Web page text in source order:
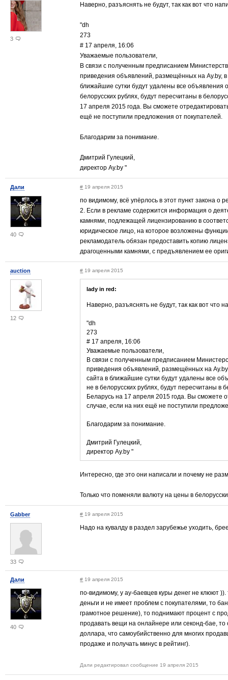
3
Наверно, разъяснять не будут, так как вот что
"dh
273
# 17 апреля, 16:06
Уважаемые пользователи,
В связи с полученным предписанием
приведения объявлений, размещённых на Ay.by, в
ближайшие сутки будут удалены все
белорусских рублях, будут пересчитаны в
17 апреля 2015 года. Вы сможете
ещё не поступили предложения от покупателей.
Благодарим за понимание.
Дмитрий Гулецкий,
директор Ay.by "
Дали
40
# 19 апреля 2015
по видимому, всё упёрлось в этот пункт закона о
2. Если в рекламе содержится информация о
камнями, подлежащей лицензированию в
юридическое лицо, на которое возложены
рекламодатель обязан предоставить копию
драгоценными камнями, с предъявлением ее
auction
12
# 19 апреля 2015
lady in red:
Наверно, разъяснять не будут, так как вот что
"dh
273
# 17 апреля, 16:06
Уважаемые пользователи,
В связи с полученным предписанием
приведения объявлений, размещённых на
сайта в ближайшие сутки будут удалены все
не в белорусских рублях, будут пересчитаны в
Беларусь на 17 апреля 2015 года. Вы сможете
случае, если на них ещё не поступили
Благодарим за понимание.
Дмитрий Гулецкий,
директор Ay.by "
Интересно, где это они написали и почему не
Только что поменяли валюту на цены в
Gabber
33
# 19 апреля 2015
Надо на кувалду в раздел зарубежье уходить,
Дали
40
# 19 апреля 2015
по-видимому, у ау-баевцев куры денег не клюют
деньги и не имеет проблем с покупателями, то
грамотное решение), то поднимают процент с
продавать вещи на онлайнере или секонд-бае, то
доллара, что самоубийственно для многих
продаже и получать минус в рейтинг).
Дали редактировал сообщение 19 апреля 2015